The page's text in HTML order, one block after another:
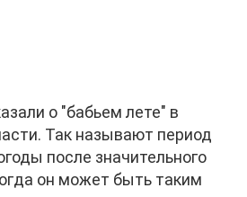
о "бабьем лете" в
Так называют период
после значительного
он может быть таким